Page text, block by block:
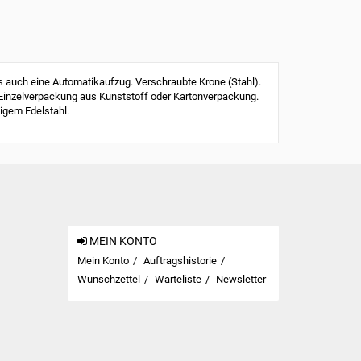
eine Automatikaufzug. Verschraubte Krone (Stahl).
aus Kunststoff oder Kartonverpackung.
Edelstahl.
MEIN KONTO
Mein Konto
Auftragshistorie
Wunschzettel
Warteliste Newsletter